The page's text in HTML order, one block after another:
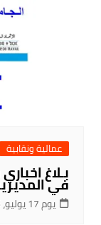
عمالية ونقابية
بـلاغ
في
يوم 17 يوليو، 2026